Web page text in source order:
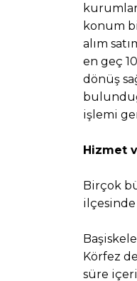
konum
alım
en geç
dönüş
işlemi
Hizmet
Birçok
ilçesinde
Körfez
süre